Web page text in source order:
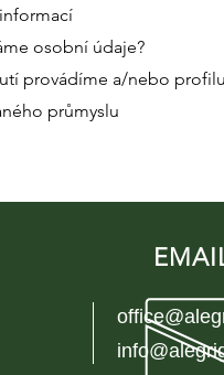
osobní údaje?
provádíme a/nebo
průmyslu